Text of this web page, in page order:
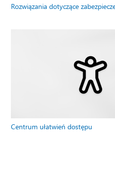
Rozwiązania dotyczące
Centrum ułatwień dostępu